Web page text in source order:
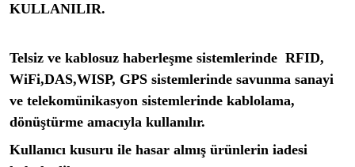
KULLANILIR.
Telsiz ve kablosuz haberleşme sistemlerinde RFID,
WiFi,DAS,WISP, GPS sistemlerinde savunma sanayi
ve telekomünikasyon sistemlerinde kablolama,
dönüştürme amacıyla kullanılır.
Kullanıcı kusuru ile hasar almış ürünlerin iadesi